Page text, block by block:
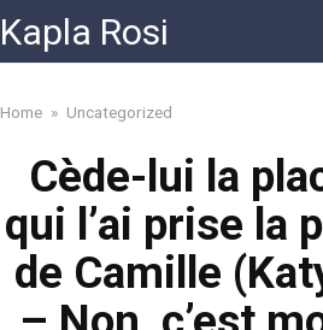
Kapla Rosi
Home » Uncategorized
Cède-lui la
qui l’ai prise la
de Camille